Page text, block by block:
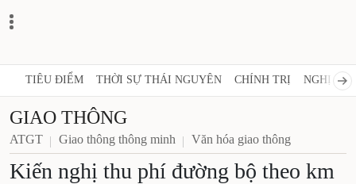
TIÊU ĐIỂM THỜI SỰ THÁI NGUYÊN CHÍNH TRỊ NGHỊ
GIAO THÔNG
ATGT Giao thông thông minh Văn hóa giao thông
Kiến nghị thu phí đường bộ theo km